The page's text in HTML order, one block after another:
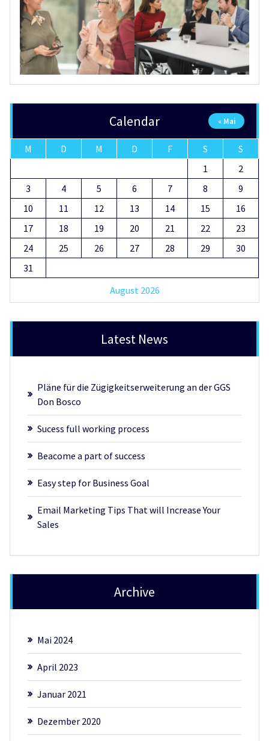
Calendar
August 2026
M D M D F S
S
1
2
3
4 5 6 7 8
9
10
11 12 13 14 15
16
17
18 19 20 21 22
23
24
25 26 27 28 29
30
31
« Mai
Latest News
Pläne für die Zügigkeitserweiterung an der GGS
Don Bosco
Sucess full working process
Beacome a part of success
Easy step for Business Goal
Email Marketing Tips That will Increase Your
Sales
Archive
Mai 2024
April 2023
Januar 2021
Dezember 2020